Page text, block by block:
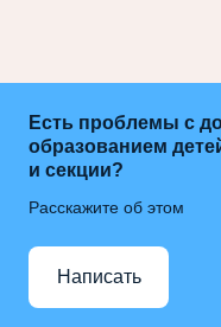
Есть проблемы с
образованием
и секции?
Расскажите об этом
Написать